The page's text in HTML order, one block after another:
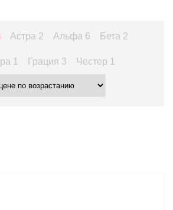
Астра 2 Альфа 6 Бета 2
1 Грация 3 Честер 1